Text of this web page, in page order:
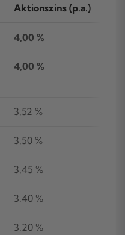
Aktionszins (p.a.)
4,00 %
4,00 %
3,52 %
3,50 %
3,45 %
3,40 %
3,20 %